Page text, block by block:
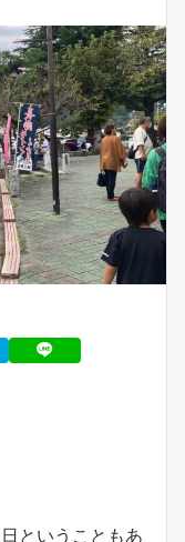
ということもあ